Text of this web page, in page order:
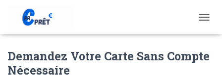
O
G
L
Demandez Votre Carte Sans Compte
Nécessaire